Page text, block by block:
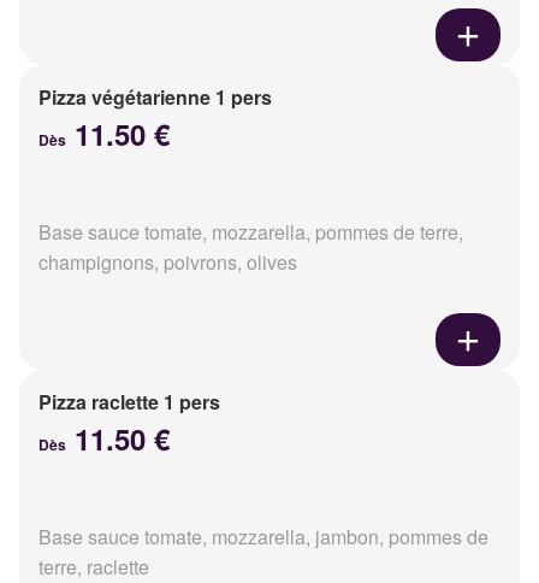
Pizza végétarienne 1 pers
Dès 11.50 €
Base sauce tomate, mozzarella, pommes de terre,
champignons, poivrons, olives
Pizza raclette 1 pers
Dès 11.50 €
Base sauce tomate, mozzarella, jambon, pommes de
terre, raclette